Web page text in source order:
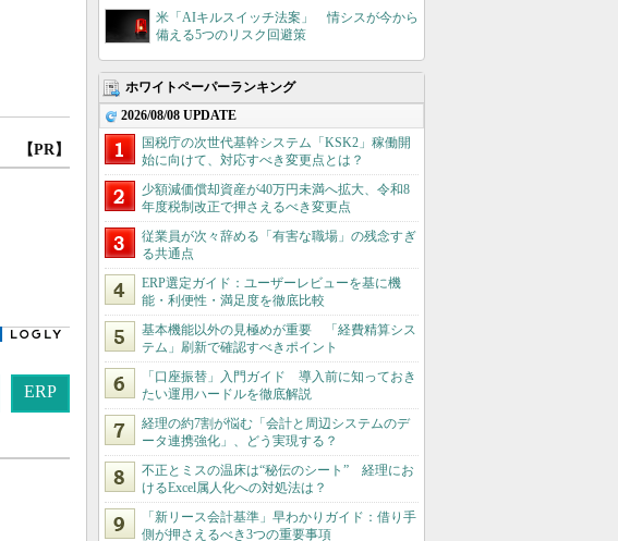
【PR】
ERP
米「AIキルスイッチ法案」 情シスが今から
備える5つのリスク回避策
ホワイトペーパーランキング
2026/08/08 UPDATE
国税庁の次世代基幹システム「KSK2」稼働開
始に向けて、対応すべき変更点とは？
少額減価償却資産が40万円未満へ拡大、令和8
年度税制改正で押さえるべき変更点
従業員が次々辞める「有害な職場」の残念すぎ
る共通点
ERP選定ガイド：ユーザーレビューを基に機
能・利便性・満足度を徹底比較
基本機能以外の見極めが重要 「経費精算シス
テム」刷新で確認すべきポイント
「口座振替」入門ガイド 導入前に知っておき
たい運用ハードルを徹底解説
経理の約7割が悩む「会計と周辺システムのデ
ータ連携強化」、どう実現する？
不正とミスの温床は“秘伝のシート” 経理にお
けるExcel属人化への対処法は？
「新リース会計基準」早わかりガイド：借り手
側が押さえるべき3つの重要事項